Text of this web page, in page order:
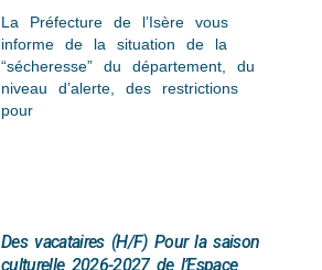
La Préfecture de l’Isère vous
informe de la situation de la
“sécheresse” du département, du
niveau d’alerte, des restrictions
pour
Des vacataires (H/F) Pour la saison
culturelle 2026-2027 de l’Espace